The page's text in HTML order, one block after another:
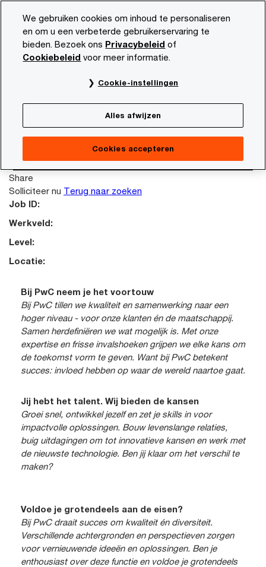
content
footer
PwC NL Carrière Vacature beschrijving
search again to look for other opportunities.
Terug naar zoeken
Failed reading job content.
Solliciteer nu
Share
Solliciteer nu Terug naar zoeken
Job ID:
Werkveld:
Level:
Locatie:
Bij PwC neem je het voortouw
Bij PwC tillen we kwaliteit en samenwerking naar een
hoger niveau - voor onze klanten én de maatschappij.
Samen herdefiniëren we wat mogelijk is. Met onze
expertise en frisse invalshoeken grijpen we elke kans om
de toekomst vorm te geven. Want bij PwC betekent
succes: invloed hebben op waar de wereld naartoe gaat.
Jij hebt het talent. Wij bieden de kansen
Groei snel, ontwikkel jezelf en zet je skills in voor
impactvolle oplossingen. Bouw levenslange relaties,
buig uitdagingen om tot innovatieve kansen en werk met
de nieuwste technologie. Ben jij klaar om het verschil te
maken?
Voldoe je grotendeels aan de eisen?
Bij PwC draait succes om kwaliteit én diversiteit.
Verschillende achtergronden en perspectieven zorgen
voor vernieuwende ideeën en oplossingen. Ben je
enthousiast over deze functie en voldoe je grotendeels
We gebruiken cookies om inhoud te personaliseren
en om u een verbeterde gebruikerservaring te
bieden. Bezoek ons Privacybeleid of
Cookiebeleid voor meer informatie.
Cookie-instellingen
Alles afwijzen
Cookies accepteren